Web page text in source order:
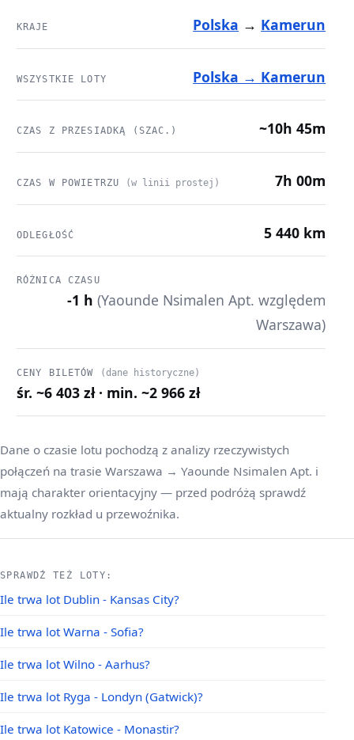
KRAJE Polska → Kamerun
WSZYSTKIE LOTY Polska → Kamerun
CZAS Z PRZESIADKĄ (SZAC.) ~10h 45m
CZAS W POWIETRZU (w linii prostej) 7h 00m
ODLEGŁOŚĆ 5 440 km
RÓŻNICA CZASU
-1 h(Yaounde Nsimalen Apt. względem
Warszawa)
CENY BILETÓW (dane historyczne)
śr. ~6 403 zł · min. ~2 966 zł
Dane o czasie lotu pochodzą z analizy rzeczywistych
połączeń na trasie Warszawa → Yaounde Nsimalen Apt. i
mają charakter orientacyjny — przed podróżą sprawdź
aktualny rozkład u przewoźnika.
SPRAWDŹ TEŻ LOTY:
Ile trwa lot Dublin - Kansas City?
Ile trwa lot Warna - Sofia?
Ile trwa lot Wilno - Aarhus?
Ile trwa lot Ryga - Londyn (Gatwick)?
Ile trwa lot Katowice - Monastir?